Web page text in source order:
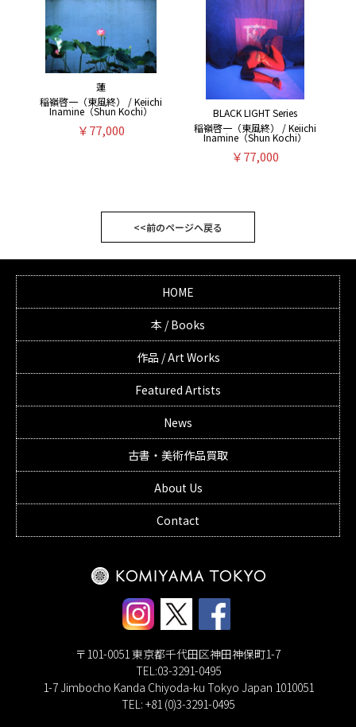
蓮
稲嶺啓一（東風終） / Keiichi
Inamine（Shun Kochi）
￥77,000
BLACK LIGHT Series
稲嶺啓一（東風終） / Keiichi
Inamine（Shun Kochi）
￥77,000
<<前のページへ戻る
HOME
本 / Books
作品 / Art Works
Featured Artists
News
古書・美術作品買取
About Us
Contact
〒101-0051 東京都千代田区神田神保町1-7
TEL:03-3291-0495
1-7 Jimbocho Kanda Chiyoda-ku Tokyo Japan 1010051
TEL: +81 (0)3-3291-0495